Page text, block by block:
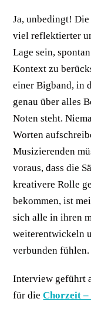
Ja, unbedingt!
viel reflektierter
Lage sein,
Kontext zu
einer Bigband, in
genau über alles
Noten steht.
Worten
Musizierenden
voraus, dass die
kreativere Rolle
bekommen, ist
sich alle in ihren
weiterentwickeln
verbunden fühlen.
Interview geführt
für dieChorzeit –